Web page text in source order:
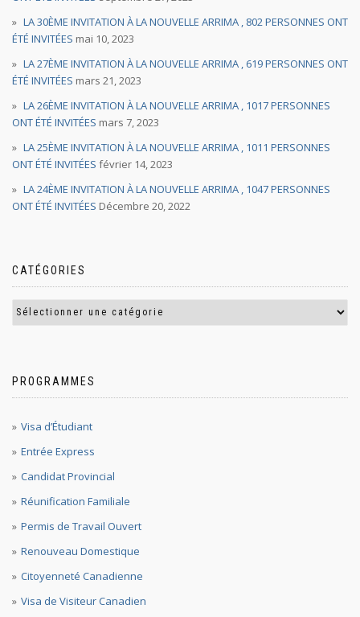
LA 30ÈME INVITATION À LA NOUVELLE ARRIMA , 802 PERSONNES ONT
ÉTÉ INVITÉES mai 10, 2023
LA 27ÈME INVITATION À LA NOUVELLE ARRIMA , 619 PERSONNES ONT
ÉTÉ INVITÉES mars 21, 2023
LA 26ÈME INVITATION À LA NOUVELLE ARRIMA , 1017 PERSONNES
ONT ÉTÉ INVITÉES mars 7, 2023
LA 25ÈME INVITATION À LA NOUVELLE ARRIMA , 1011 PERSONNES
ONT ÉTÉ INVITÉES février 14, 2023
LA 24ÈME INVITATION À LA NOUVELLE ARRIMA , 1047 PERSONNES
ONT ÉTÉ INVITÉES Décembre 20, 2022
CATÉGORIES
PROGRAMMES
Visa d’Étudiant
Entrée Express
Candidat Provincial
Réunification Familiale
Permis de Travail Ouvert
Renouveau Domestique
Citoyenneté Canadienne
Visa de Visiteur Canadien